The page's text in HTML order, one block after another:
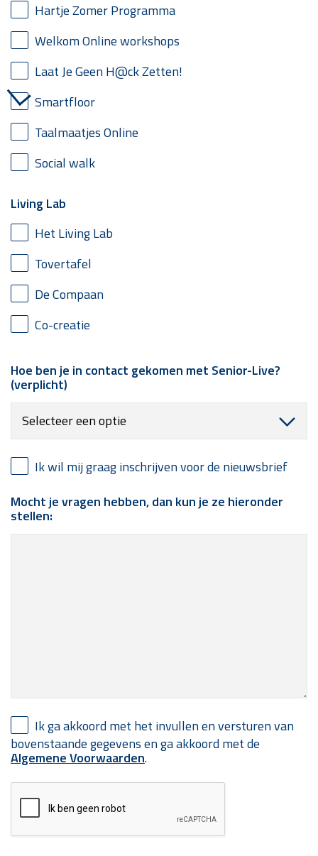
Hartje Zomer Programma
Welkom Online workshops
Laat Je Geen H@ck Zetten!
Smartfloor
Taalmaatjes Online
Social walk
Living Lab
Het Living Lab
Tovertafel
De Compaan
Co-creatie
Hoe ben je in contact gekomen met Senior-Live?
(verplicht)
Ik wil mij graag inschrijven voor de nieuwsbrief
Mocht je vragen hebben, dan kun je ze hieronder
stellen:
Ik ga akkoord met het invullen en versturen van
bovenstaande gegevens en ga akkoord met de
Algemene Voorwaarden.